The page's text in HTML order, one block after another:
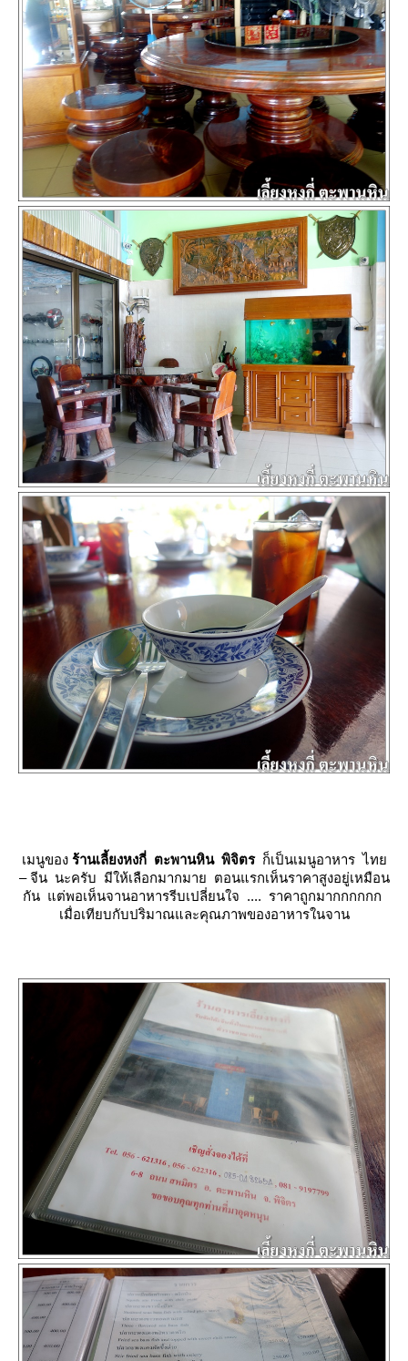
เมนูของ ร้านเลี้ยงหงกี่ ตะพานหิน พิจิตรก็เป็นเมนูอาหาร ไท
– จีน นะครับ มีให้เลือกมากมาย ตอนแรกเห็นราคาสูงอยู่เหมือน
กัน แต่พอเห็นจานอาหารรีบเปลี่ยนใจ .... ราคาถูกมากกกกกก
เมื่อเทียบกับปริมาณและคุณภาพของอาหารในจาน